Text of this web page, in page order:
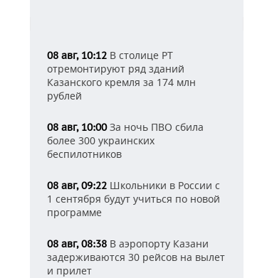
08 авг, 10:12 В столице РТ
отремонтируют ряд зданий
Казанского кремля за 174 млн
рублей
08 авг, 10:00За ночь ПВО сбила
более 300 украинских
беспилотников
08 авг, 09:22 Школьники в России с
1 сентября будут учиться по новой
программе
08 авг, 08:38 В аэропорту Казани
задерживаются 30 рейсов на вылет
и прилет